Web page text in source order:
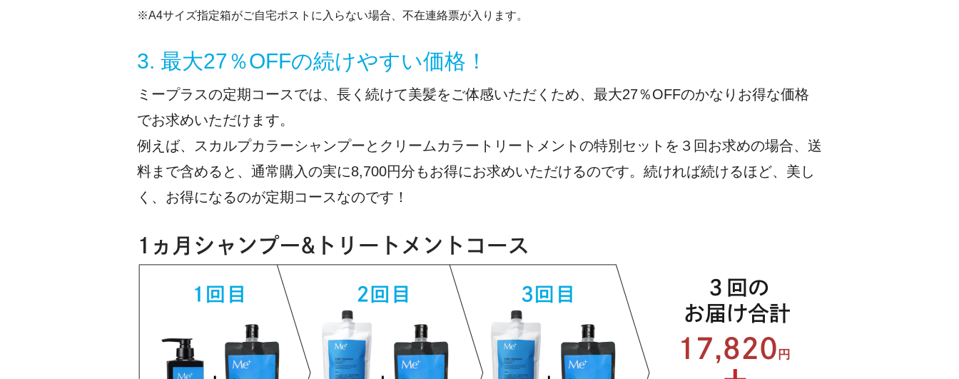
※A4サイズ指定箱がご自宅ポストに入らない場合、不在連絡票が入ります。
3. 最大27％OFFの続けやすい価格！
ミープラスの定期コースでは、長く続けて美髪をご体感いただくため、最大27％OFFのかなりお得な価格
でお求めいただけます。
例えば、スカルプカラーシャンプーとクリームカラートリートメントの特別セットを３回お求めの場合、送
料まで含めると、通常購入の実に8,700円分もお得にお求めいただけるのです。続ければ続けるほど、美し
く、お得になるのが定期コースなのです！